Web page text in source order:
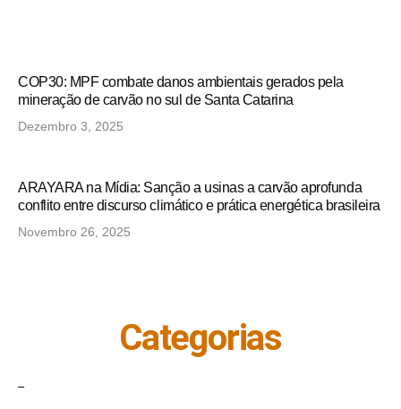
COP30: MPF combate danos ambientais gerados pela
mineração de carvão no sul de Santa Catarina
Dezembro 3, 2025
ARAYARA na Mídia: Sanção a usinas a carvão aprofunda
conflito entre discurso climático e prática energética brasileira
Novembro 26, 2025
Categorias